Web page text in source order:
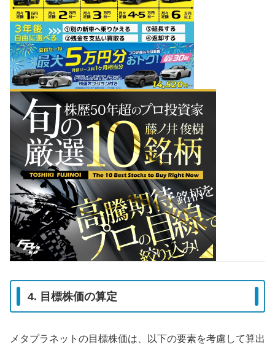
4. 目標株価の算定
メタプラネットの目標株価は、以下の要素を考慮して算出